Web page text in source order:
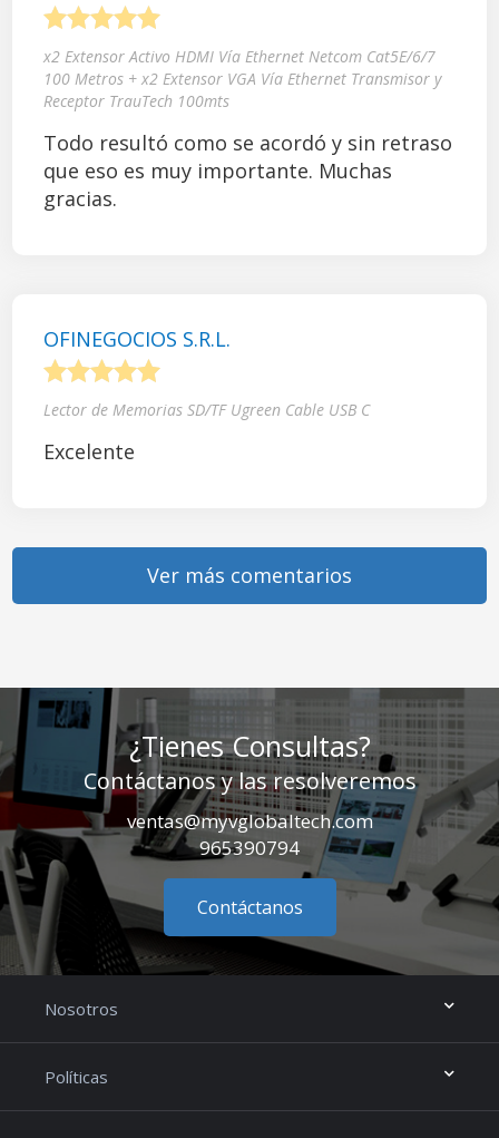
x2 Extensor Activo HDMI Vía Ethernet Netcom Cat5E/6/7
100 Metros + x2 Extensor VGA Vía Ethernet Transmisor y
Receptor TrauTech 100mts
Todo resultó como se acordó y sin retraso
que eso es muy importante. Muchas
gracias.
OFINEGOCIOS S.R.L.
Lector de Memorias SD/TF Ugreen Cable USB C
Excelente
Ver más comentarios
¿Tienes Consultas?
Contáctanos y las resolveremos
ventas@myvglobaltech.com
965390794
Contáctanos
Nosotros
Políticas